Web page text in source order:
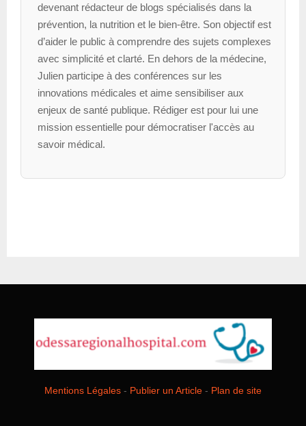
devenant rédacteur de blogs spécialisés dans la
prévention, la nutrition et le bien-être. Son objectif est
d’aider le public à comprendre des sujets complexes
avec simplicité et clarté. En dehors de la médecine,
Julien participe à des conférences sur les
innovations médicales et aime sensibiliser aux
enjeux de santé publique. Rédiger est pour lui une
mission essentielle pour démocratiser l'accès au
savoir médical.
Mentions Légales - Publier un Article - Plan de site